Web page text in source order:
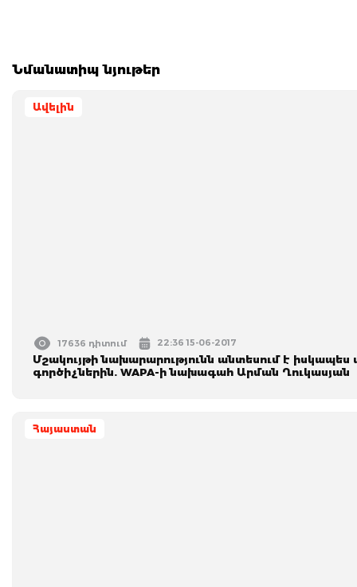
Նմանատիպ նյութեր
Ավելին
17636 դիտում 22:36 15-06-2017
Մշակույթի նախարարությունն անտեսում է իսկապես
գործիչներին. WAPA-ի նախագահ Արման Ղուկասյան
Հայաստան